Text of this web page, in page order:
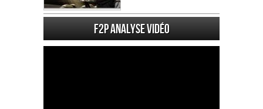
F2P Analyse vidéo